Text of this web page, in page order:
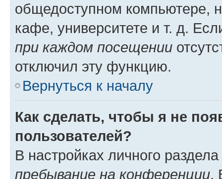
общедоступном компьютере,
кафе, университете и т. д.
при каждом посещении
отключил эту функцию.
Вернуться к началу
Как сделать, чтобы я не
пользователей?
В настройках личного
пребывание на конференции.